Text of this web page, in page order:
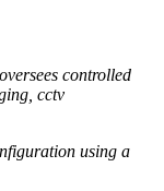
controlled
cctv
using a